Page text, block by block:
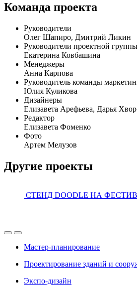
Команда проекта
Руководители
Олег Шапиро, Дмитрий Ликин
Руководители проектной группы
Екатерина Ковбашина
Менеджеры
Анна Карпова
Руководитель команды
Юлия Куликова
Дизайнеры
Елизавета Арефьева, Дарья
Редактор
Елизавета Фоменко
Фото
Артем Мелузов
Другие проекты
СТЕНД DOODLE НА
Мастер-планирование
Проектирование зданий и
Экспо-дизайн